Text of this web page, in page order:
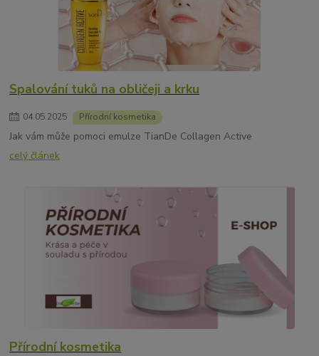
Spalování tuků na obličeji a krku
04.05.2025 Přírodní kosmetika
Jak vám může pomoci emulze TianDe Collagen Active
celý článek
Přírodní kosmetika